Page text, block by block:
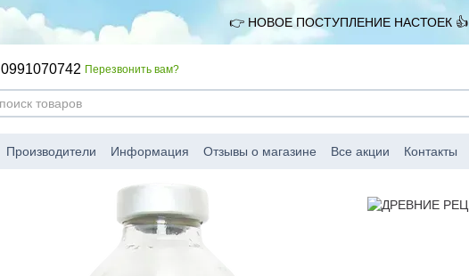
👉 НОВОЕ ПОСТУПЛЕНИЕ НАСТОЕК 👍
0991070742 Перезвонить вам?
Производители Информация Отзывы о магазине Все акции Контакты